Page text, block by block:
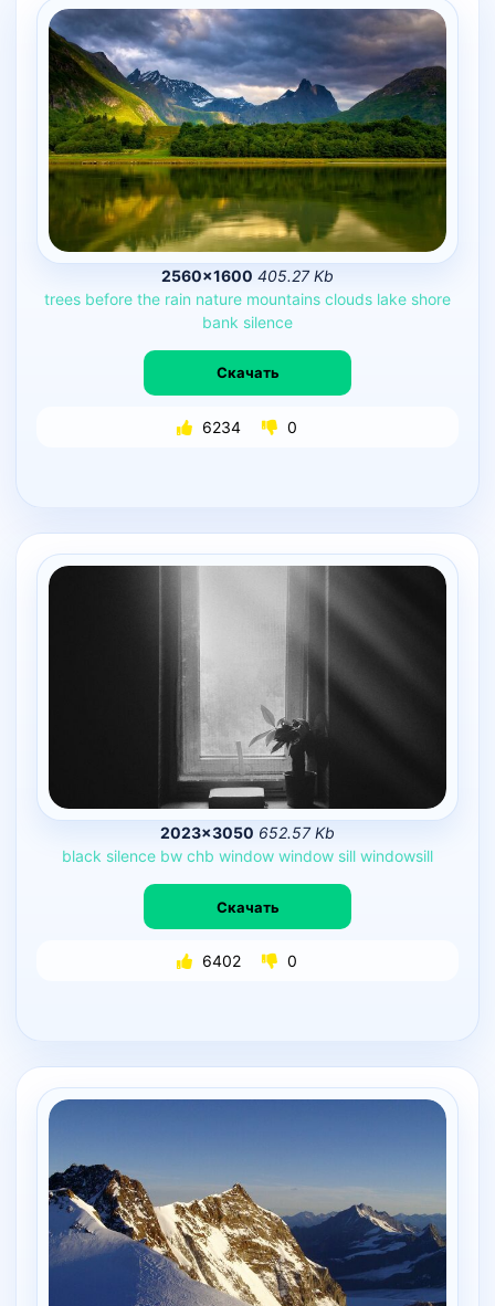
2560×1600 405.27 Kb
trees before the rain nature mountains clouds lake shore
bank silence
Скачать
6234 0
2023×3050 652.57 Kb
black silence bw chb window window sill windowsill
Скачать
6402 0